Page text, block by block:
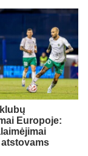
Europoje: